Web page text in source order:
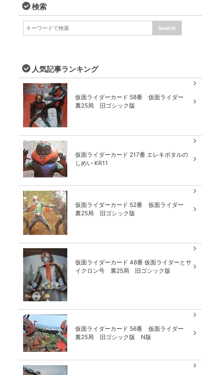
検索
人気記事ランキング
仮面ライダーカード 58番 仮面ライダー
裏25局 旧ゴシック版
仮面ライダーカード 217番 エレキボタルの
しめい KR11
仮面ライダーカード 52番 仮面ライダー
裏25局 旧ゴシック版
仮面ライダーカード 48番 仮面ライダーとサ
イクロン号 裏25局 旧ゴシック版
仮面ライダーカード 56番 仮面ライダー
裏25局 旧ゴシック版 N版